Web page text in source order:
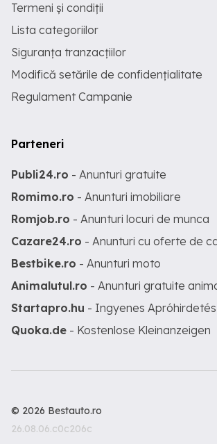
Termeni și condiții
Lista categoriilor
Siguranța tranzacțiilor
Modifică setările de confidențialitate
Regulament Campanie
Parteneri
Publi24.ro - Anunturi gratuite
Romimo.ro - Anunturi imobiliare
Romjob.ro - Anunturi locuri de munca
Cazare24.ro - Anunturi cu oferte de
Bestbike.ro - Anunturi moto
Animalutul.ro - Anunturi gratuite
Startapro.hu - Ingyenes Apróhirdetés
Quoka.de - Kostenlose Kleinanzeigen
© 2026 Bestauto.ro
26.08.06.c0c206c